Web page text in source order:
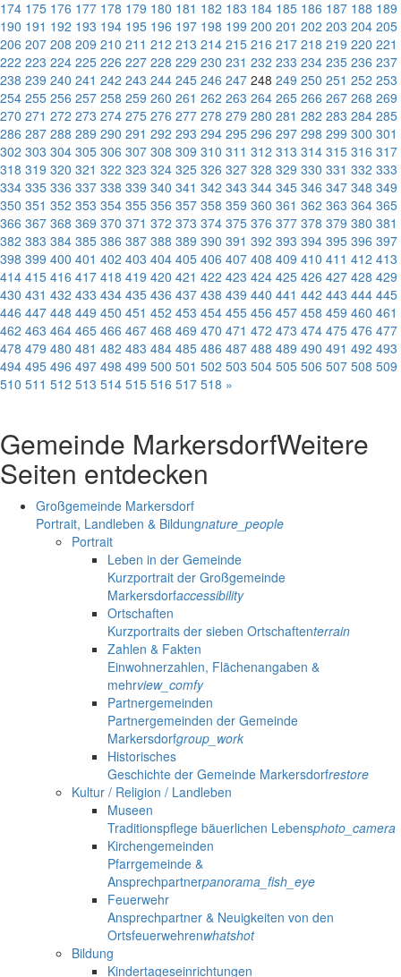
174 175 176 177 178 179 180 181 182 183 184 185 186 187 188 189
190 191 192 193 194 195 196 197 198 199 200 201 202 203 204 205
206 207 208 209 210 211 212 213 214 215 216 217 218 219 220 221
222 223 224 225 226 227 228 229 230 231 232 233 234 235 236 237
238 239 240 241 242 243 244 245 246 247 248 249 250 251 252 253
254 255 256 257 258 259 260 261 262 263 264 265 266 267 268 269
270 271 272 273 274 275 276 277 278 279 280 281 282 283 284 285
286 287 288 289 290 291 292 293 294 295 296 297 298 299 300 301
302 303 304 305 306 307 308 309 310 311 312 313 314 315 316 317
318 319 320 321 322 323 324 325 326 327 328 329 330 331 332 333
334 335 336 337 338 339 340 341 342 343 344 345 346 347 348 349
350 351 352 353 354 355 356 357 358 359 360 361 362 363 364 365
366 367 368 369 370 371 372 373 374 375 376 377 378 379 380 381
382 383 384 385 386 387 388 389 390 391 392 393 394 395 396 397
398 399 400 401 402 403 404 405 406 407 408 409 410 411 412 413
414 415 416 417 418 419 420 421 422 423 424 425 426 427 428 429
430 431 432 433 434 435 436 437 438 439 440 441 442 443 444 445
446 447 448 449 450 451 452 453 454 455 456 457 458 459 460 461
462 463 464 465 466 467 468 469 470 471 472 473 474 475 476 477
478 479 480 481 482 483 484 485 486 487 488 489 490 491 492 493
494 495 496 497 498 499 500 501 502 503 504 505 506 507 508 509
510 511 512 513 514 515 516 517 518 »
Gemeinde MarkersdorfWeitere
Seiten entdecken
Großgemeinde Markersdorf
Portrait, Landleben & Bildungnature_people
Portrait
Leben in der Gemeinde
Kurzportrait der Großgemeinde
Markersdorfaccessibility
Ortschaften
Kurzportraits der sieben Ortschaftenterrain
Zahlen & Fakten
Einwohnerzahlen, Flächenangaben &
mehrview_comfy
Partnergemeinden
Partnergemeinden der Gemeinde
Markersdorfgroup_work
Historisches
Geschichte der Gemeinde Markersdorfrestore
Kultur / Religion / Landleben
Museen
Traditionspflege bäuerlichen Lebensphoto_camera
Kirchengemeinden
Pfarrgemeinde &
Ansprechpartnerpanorama_fish_eye
Feuerwehr
Ansprechpartner & Neuigkeiten von den
Ortsfeuerwehrenwhatshot
Bildung
Kindertageseinrichtungen